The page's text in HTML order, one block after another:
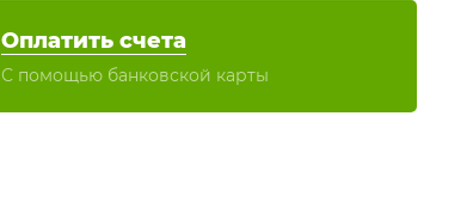
Оплатить счета
С помощью банковской карты